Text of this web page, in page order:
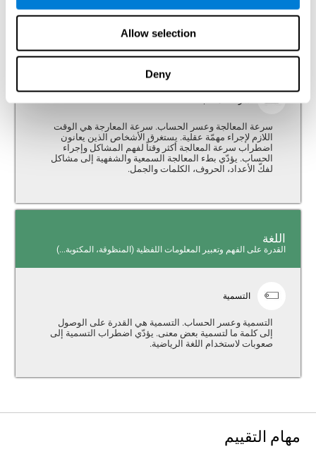
Allow selection
Deny
القدرة على تنظيم المعلومات بفعّالية.
سرعة المعالجة وعسر الحساب. سرعة المعارجة هي الوقت
اللازم لإجراء مهمّة عقلية. يستغرق الأشخاص الذين يعانون
اضطراب سرعة المعالجة أكثر وقتاً لفهم المشاكل وإجراء
الحساب. يؤدّي بطء المعالجة السمعية والشفهية إلى مشاكل
لفكّ الأعداد، الحروف، الكلمات والجمل.
اللغة
القدرة على الفهم وتعبير المعلومات اللفظية (المنظوقة، المكتوبة...)
التسمية
التسمية وعسر الحساب. التسمية هي القدرة على الوصول
إلى كلمة ما لتسمية بعض معنى. يؤدّي اضطراب التسمية إلى
صعوبات لاستخدام اللغة الرياضية.
مهام التقييم